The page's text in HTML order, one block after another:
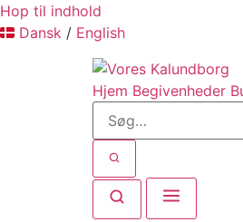
Hop til indhold
til
indhold
Dansk / English
Hjem Begivenheder